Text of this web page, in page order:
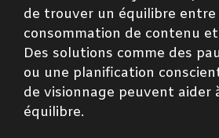
de trouver un équilibre entre
consommation de contenu
Des solutions comme des
ou une planification
de visionnage peuvent aider
équilibre.